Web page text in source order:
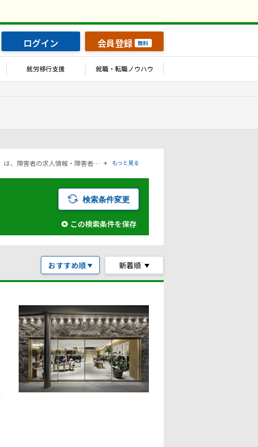
ログイン 会員登録 無料
就労移行支援 就職・転職ノウハウ
「アパレル/繊維」の条件で検索した障害者の求人転職情報の一覧ページです。アットジーピー（atGP）は、障害者の求人情報・障害者専門の転職支援サービス（エージェント）・就労移行支援事業所など、雇用に関する様々なサービスを展開している障害者の「働く」をトータルでサポートするサービスです。 もっと見る
検索条件変更
この検索条件を保存
おすすめ順 新着順